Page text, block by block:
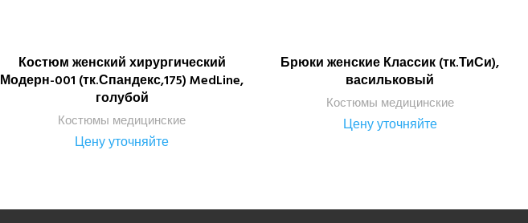
ПОДРОБНЕЕ
Костюм женский хирургический
Модерн-001 (тк.Спандекс,175) MedLine,
голубой
Костюмы медицинские
Цену уточняйте
ПОДРОБНЕЕ
Брюки женские Классик (тк.ТиСи),
васильковый
Костюмы медицинские
Цену уточняйте